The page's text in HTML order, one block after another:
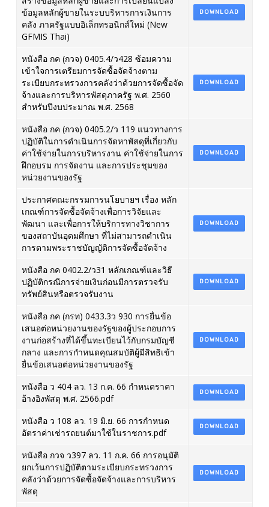
ข้อมูลหลักผู้ขายในระบบริหารการเงินการ
คลัง ภาครัฐแบบอิเล็กทรอนิกส์ใหม่ (New
GFMIS Thai)
DOWNLOAD
หนังสือ กค (กวจ) 0405.4/ว428 ซ้อมความ
เข้าใจการเตรียมการจัดซื้อจัดจ้างตาม
ระเบียบกระทรวงการคลังว่าด้วยการจัดซื้อจัด
จ้างและการบริหารพัสดุภาครัฐ พ.ศ. 2560
สำหรับปีงบประมาณ พ.ศ. 2568
DOWNLOAD
หนังสือ กค (กวจ) 0405.2/ว 119 แนวทางการ
ปฏิบัติในการดำเนินการจัดหาพัสดุที่เกี่ยวกับ
ค่าใช้จ่ายในการบริหารงาน ค่าใช้จ่ายในการ
ฝึกอบรม การจัดงาน และการประชุมของ
หน่วยงานของรัฐ
DOWNLOAD
ประกาศคณะกรรมการนโยบายฯ เรื่อง หลัก
เกณฑ์การจัดซื้อจัดจ้างเพื่อการวิจัยและ
พัฒนา และเพื่อการให้บริการทางวิชาการ
ของสถาบันอุดมศึกษา ที่ไม่สามารถดำเนิน
การตามพระราชบัญญัติการจัดซื้อจัดจ้าง
DOWNLOAD
หนังสือ กค 0402.2/ว31 หลักเกณฑ์และวิธี
ปฏิบัติกรณีการจ่ายเงินก่อนมีการตรวจรับ
ทรัพย์สินหรือตรวจรับงาน
DOWNLOAD
หนังสือ กค (กรท) 0433.3ว 930 การยื่นข้อ
เสนอต่อหน่วยงานของรัฐของผู้ประกอบการ
งานก่อสร้างที่ได้ขึ้นทะเบียนไว้กับกรมบัญชี
กลาง และการกำหนดคุณสมบัติผู้มีสิทธิเข้า
ยื่นข้อเสนอต่อหน่วยงานของรัฐ
DOWNLOAD
หนังสือ ว 404 ลว. 13 ก.ค. 66 กำหนดราคา
อ้างอิงพัสดุ พ.ศ. 2566.pdf
DOWNLOAD
หนังสือ ว 108 ลว. 19 มิ.ย. 66 การกำหนด
อัตราค่าเช่ารถยนต์มาใช้ในราชการ.pdf
DOWNLOAD
หนังสือ กวจ ว397 ลว. 11 ก.ค. 66 การอนุมัติ
ยกเว้นการปฏิบัติตามระเบียบกระทรวงการ
คลังว่าด้วยการจัดซื้อจัดจ้างและการบริหาร
พัสดุ
DOWNLOAD